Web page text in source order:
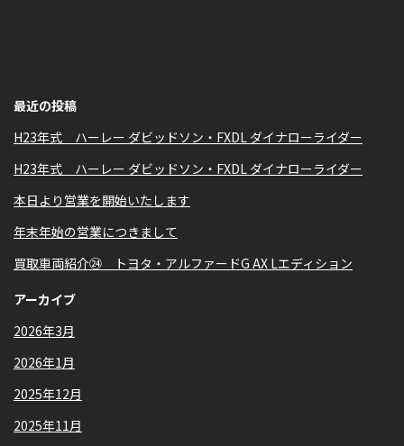
最近の投稿
H23年式 ハーレー ダビッドソン・FXDL ダイナローライダー
H23年式 ハーレー ダビッドソン・FXDL ダイナローライダー
本日より営業を開始いたします
年末年始の営業につきまして
買取車両紹介㉔ トヨタ・アルファードG AX Lエディション
アーカイブ
2026年3月
2026年1月
2025年12月
2025年11月